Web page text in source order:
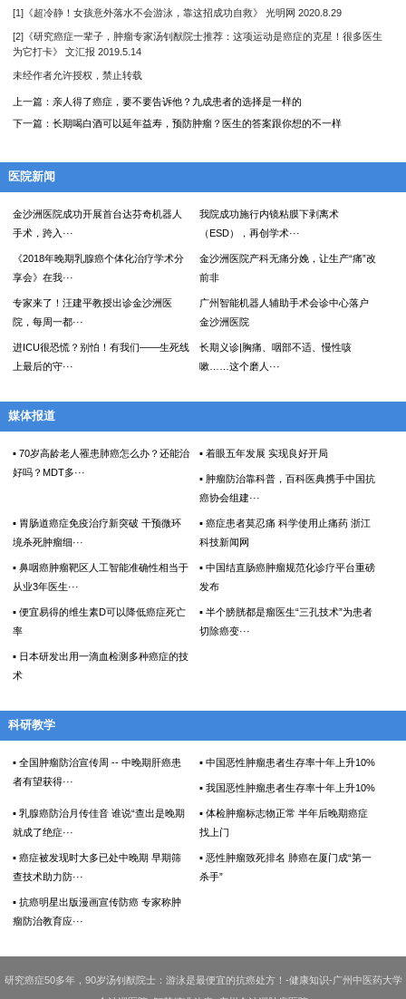
[1]《超冷静！女孩意外落水不会游泳，靠这招成功自救》 光明网 2020.8.29
[2]《研究癌症一辈子，肿瘤专家汤钊猷院士推荐：这项运动是癌症的克星！很多医生
为它打卡》 文汇报 2019.5.14
未经作者允许授权，禁止转载
上一篇： 亲人得了癌症，要不要告诉他？九成患者的选择是一样的
下一篇： 长期喝白酒可以延年益寿，预防肿瘤？医生的答案跟你想的不一样
医院新闻
金沙洲医院成功开展首台达芬奇机器人
手术，跨入···
我院成功施行内镜粘膜下剥离术
（ESD），再创学术···
《2018年晚期乳腺癌个体化治疗学术分
享会》在我···
金沙洲医院产科无痛分娩，让生产“痛”改
前非
专家来了！汪建平教授出诊金沙洲医
院，每周一都···
广州智能机器人辅助手术会诊中心落户
金沙洲医院
进ICU很恐慌？别怕！有我们——生死线
上最后的守···
长期义诊|胸痛、咽部不适、慢性咳
嗽……这个磨人···
媒体报道
▪ 70岁高龄老人罹患肺癌怎么办？还能治
好吗？MDT多···
▪ 着眼五年发展 实现良好开局
▪ 肿瘤防治靠科普，百科医典携手中国抗
癌协会组建···
▪ 胃肠道癌症免疫治疗新突破 干预微环
境杀死肿瘤细···
▪ 癌症患者莫忍痛 科学使用止痛药 浙江
科技新闻网
▪ 鼻咽癌肿瘤靶区人工智能准确性相当于
从业3年医生···
▪ 中国结直肠癌肿瘤规范化诊疗平台重磅
发布
▪ 便宜易得的维生素D可以降低癌症死亡
率
▪ 半个膀胱都是瘤医生“三孔技术”为患者
切除癌变···
▪ 日本研发出用一滴血检测多种癌症的技
术
科研教学
▪ 全国肿瘤防治宣传周 -- 中晚期肝癌患
者有望获得···
▪ 中国恶性肿瘤患者生存率十年上升10%
▪ 我国恶性肿瘤患者生存率十年上升10%
▪ 乳腺癌防治月传佳音 谁说“查出是晚期
就成了绝症···
▪ 体检肿瘤标志物正常 半年后晚期癌症
找上门
▪ 癌症被发现时大多已处中晚期 早期筛
查技术助力防···
▪ 恶性肿瘤致死排名 肺癌在厦门成“第一
杀手”
▪ 抗癌明星出版漫画宣传防癌 专家称肿
瘤防治教育应···
研究癌症50多年，90岁汤钊猷院士：游泳是最便宜的抗癌处方！-健康知识-广州中医药大学